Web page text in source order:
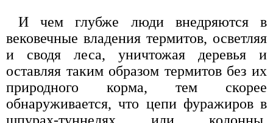
И чем глубже люди внедряются в
вековечные владения термитов, осветляя
и сводя леса, уничтожая деревья и
оставляя таким образом термитов без их
природного корма, тем скорее
обнаруживается, что цепи фуражиров в